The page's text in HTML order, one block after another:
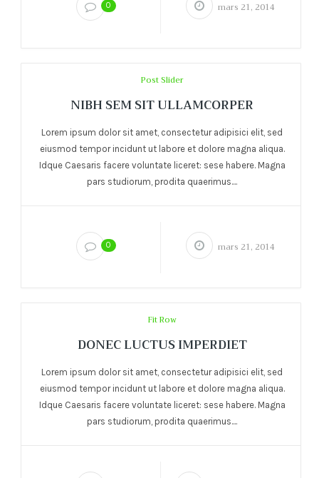
0 mars 21, 2014
Post Slider
NIBH SEM SIT ULLAMCORPER
Lorem ipsum dolor sit amet, consectetur adipisici elit, sed
eiusmod tempor incidunt ut labore et dolore magna aliqua.
Idque Caesaris facere voluntate liceret: sese habere. Magna
pars studiorum, prodita quaerimus....
0 mars 21, 2014
Fit Row
DONEC LUCTUS IMPERDIET
Lorem ipsum dolor sit amet, consectetur adipisici elit, sed
eiusmod tempor incidunt ut labore et dolore magna aliqua.
Idque Caesaris facere voluntate liceret: sese habere. Magna
pars studiorum, prodita quaerimus....